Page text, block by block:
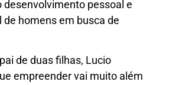
desenvolvimento pessoal e
de homens em busca de
de duas filhas, Lucio
empreender vai muito além